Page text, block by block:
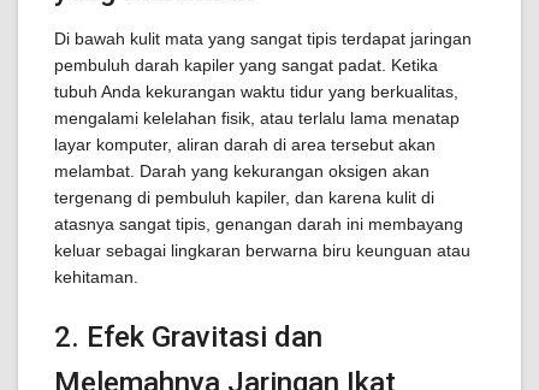
Di bawah kulit mata yang sangat tipis terdapat jaringan
pembuluh darah kapiler yang sangat padat. Ketika
tubuh Anda kekurangan waktu tidur yang berkualitas,
mengalami kelelahan fisik, atau terlalu lama menatap
layar komputer, aliran darah di area tersebut akan
melambat. Darah yang kekurangan oksigen akan
tergenang di pembuluh kapiler, dan karena kulit di
atasnya sangat tipis, genangan darah ini membayang
keluar sebagai lingkaran berwarna biru keunguan atau
kehitaman.
2. Efek Gravitasi dan
Melemahnya Jaringan Ikat